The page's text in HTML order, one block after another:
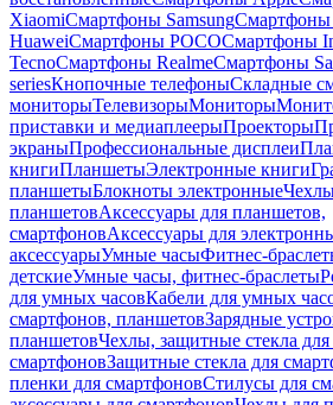
XiaomiСмартфоны SamsungСмартфоны
HuaweiСмартфоны POCOСмартфоны
TecnoСмартфоны RealmeСмартфоны
seriesКнопочные телефоныСкладные
мониторыТелевизорыМониторы
приставки и медиаплеерыПроекторы
экраныПрофессиональные дисплеи
книгиПланшетыЭлектронные книги
планшетыБлокноты электронные
планшетовАксессуары для планшетов,
смартфоновАксессуары для
аксессуарыУмные часыФитнес-
детскиеУмные часы, фитнес-браслеты
для умных часовКабели для умных
смартфонов, планшетовЗарядные
планшетовЧехлы, защитные стекла для
смартфоновЗащитные стекла для
пленки для смартфоновСтилусы для